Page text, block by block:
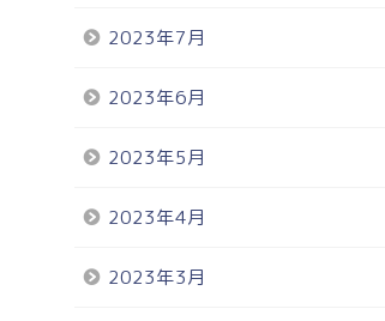
2023年7月
2023年6月
2023年5月
2023年4月
2023年3月